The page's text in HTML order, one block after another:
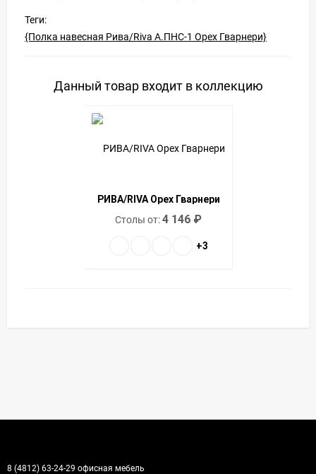
Теги:
{Полка навесная Рива/Riva А.ПНС-1 Орех Гварнери}
Данный товар входит в коллекцию
РИВА/RIVA Орех Гварнери
Столы от:4 146 ₽
+3
8 (4812) 63-24-29 офисная мебель